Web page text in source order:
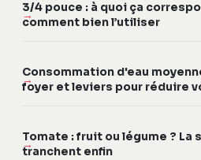
3/4 pouce : à quoi ça
comment bien l’utiliser
Consommation d'eau
foyer et leviers pour réduire
Tomate : fruit ou légume ? La
tranchent enfin